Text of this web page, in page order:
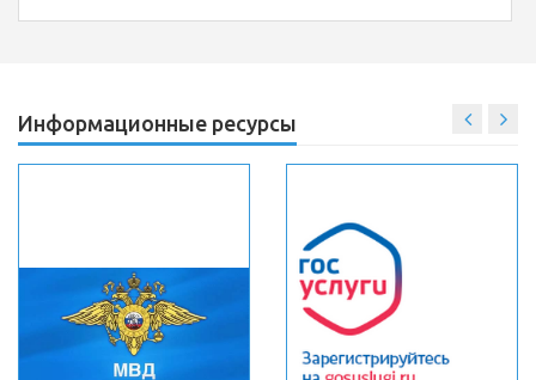
Информационные ресурсы